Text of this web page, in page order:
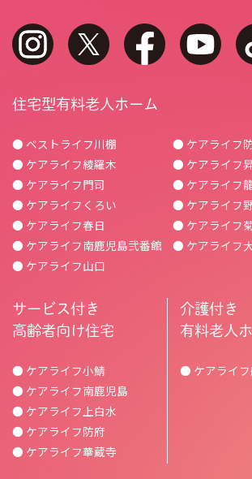
instagram twitter facebook
住宅型有料老人ホーム
● ベストライフ川棚
● ケアライフ綾羅木
● ケアライフ門司
● ケアライフくろい
● ケアライフ春日
● ケアライフ南鹿児島弐番館
● ケアライフ山口
● ケアライフ
● ケアライフ
● ケアライフ
● ケアライフ
● ケアライフ
● ケアライフ
サービス付き
高齢者向け住宅
● ケアライフ小鯖
● ケアライフ南鹿児島
● ケアライフ上白水
● ケアライフ防府
● ケアライフ華蔵寺
介護付き
有料老人
● ケアライフ